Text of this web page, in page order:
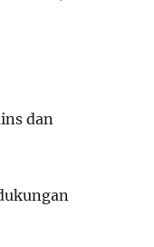
dan